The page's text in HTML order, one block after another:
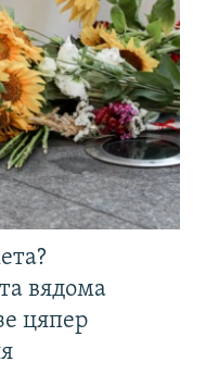
вядома
цяпер